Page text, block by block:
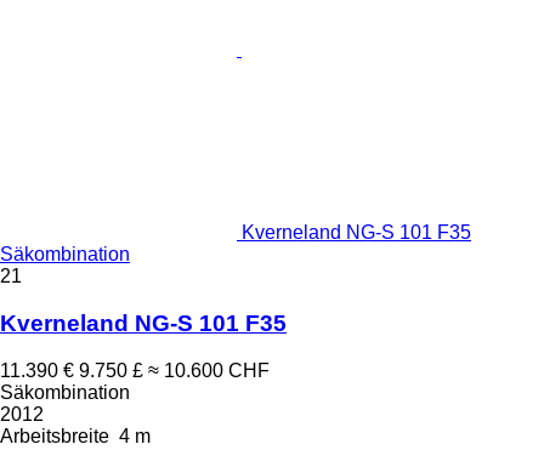
Kverneland NG-S 101 F35
Säkombination
21
Kverneland NG-S 101 F35
11.390 € 9.750 £ ≈ 10.600 CHF
Säkombination
2012
Arbeitsbreite 4 m